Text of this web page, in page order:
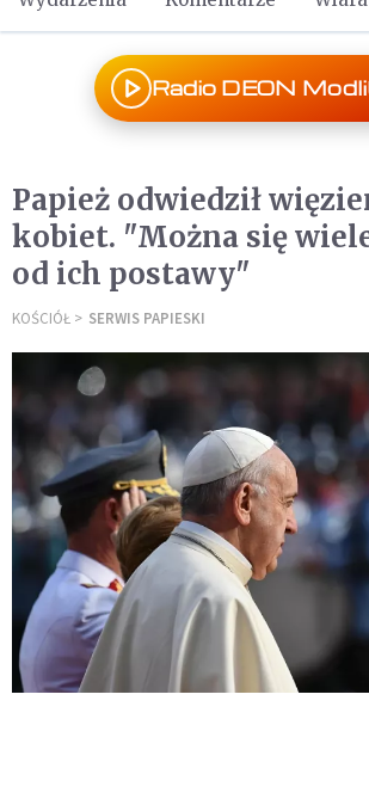
Radio DEON
Papież odwiedził
kobiet. "Można się
od ich postawy"
KOŚCIÓŁ SERWIS PAPIESKI